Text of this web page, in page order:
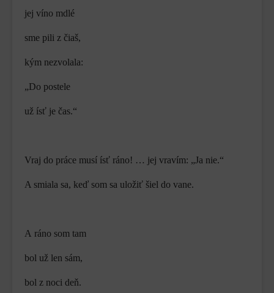
jej víno mdlé
sme pili z čiaš,
kým nezvolala:
„Do postele
už ísť je čas.“
Vraj do práce musí ísť ráno! … jej vravím: „Ja nie.“
A smiala sa, keď som sa uložiť šiel do vane.
A ráno som tam
bol už len sám,
bol z noci deň.